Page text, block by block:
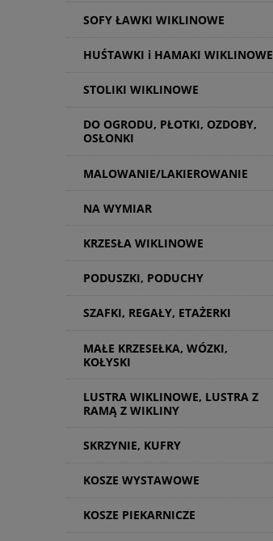
SOFY ŁAWKI WIKLINOWE
HUŚTAWKI i HAMAKI WIKLINOWE
STOLIKI WIKLINOWE
DO OGRODU, PŁOTKI, OZDOBY,
OSŁONKI
MALOWANIE/LAKIEROWANIE
NA WYMIAR
KRZESŁA WIKLINOWE
PODUSZKI, PODUCHY
SZAFKI, REGAŁY, ETAŻERKI
MAŁE KRZESEŁKA, WÓZKI,
KOŁYSKI
LUSTRA WIKLINOWE, LUSTRA Z
RAMĄ Z WIKLINY
SKRZYNIE, KUFRY
KOSZE WYSTAWOWE
KOSZE PIEKARNICZE